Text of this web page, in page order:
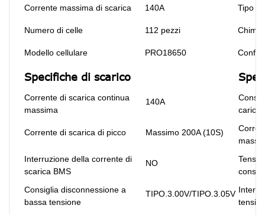
Corrente massima di scarica 140A Tipo di
Numero di celle 112 pezzi
Modello cellulare PRO18650
Specifiche di scarico
Corrente di scarica continua
massima
140A
carica
Corrente di scarica di picco Massimo 200A (10S)
Interruzione della corrente di
scarica BMS
NO
Consiglia disconnessione a
bassa tensione
TIPO.3.00V/TIPO.3.05V